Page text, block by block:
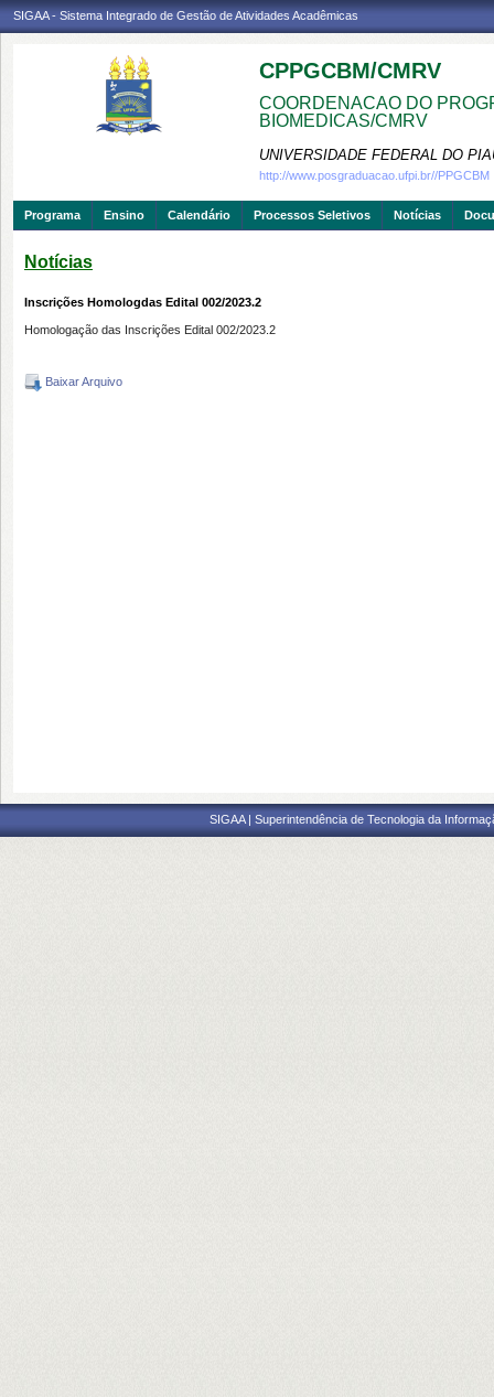
SIGAA - Sistema Integrado de Gestão de Atividades Acadêmicas
CPPGCBM/CMRV
COORDENACAO DO
BIOMEDICAS/CMRV
UNIVERSIDADE FEDERAL DO
http://www.posgraduacao.ufpi.br//PPGCBM
Programa Ensino Calendário Processos Seletivos Notícias
Notícias
Inscrições Homologdas Edital 002/2023.2
Homologação das Inscrições Edital 002/2023.2
Baixar Arquivo
SIGAA | Superintendência de Tecnologia da